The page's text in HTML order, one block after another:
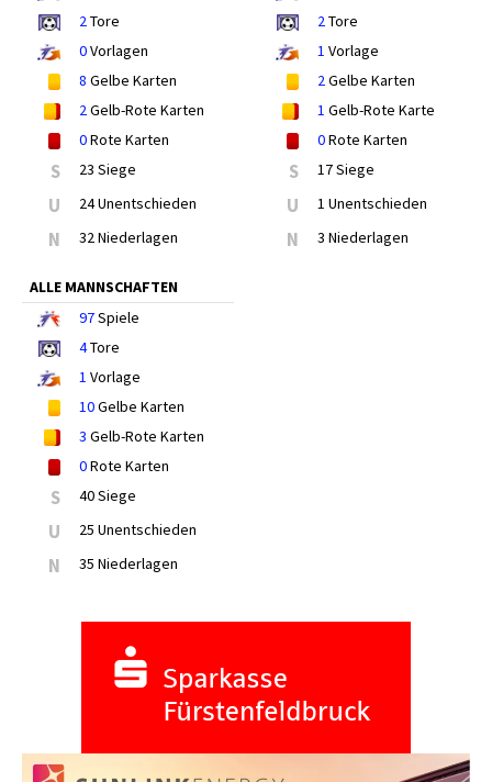
2Tore
0Vorlagen
8 Gelbe Karten
2Gelb-Rote Karten
0Rote Karten
S 23 Siege
U 24 Unentschieden
N 32 Niederlagen
2Tore
1 Vorlage
2Gelbe Karten
1 Gelb-Rote Karte
0Rote Karten
S 17 Siege
U 1 Unentschieden
N 3 Niederlagen
ALLE MANNSCHAFTEN
97Spiele
4Tore
1 Vorlage
10Gelbe Karten
3 Gelb-Rote Karten
0Rote Karten
S 40 Siege
U 25 Unentschieden
N 35 Niederlagen